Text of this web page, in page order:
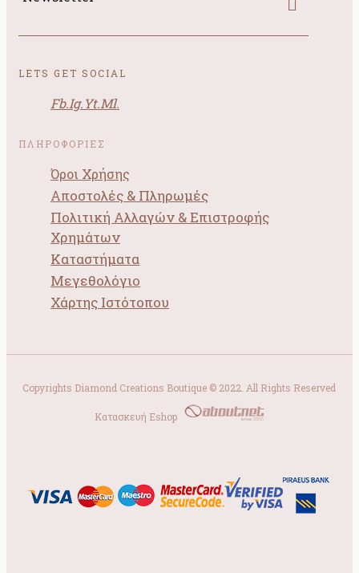
LETS GET SOCIAL
Fb.Ig.Yt.Ml.
ΠΛΗΡΟΦΟΡΙΕΣ
Όροι Χρήσης
Αποστολές & Πληρωμές
Πολιτική Αλλαγών & Επιστροφής
Χρημάτων
Καταστήματα
Μεγεθολόγιο
Χάρτης Ιστότοπου
Copyrights Diamond Creations Boutique © 2022. All Rights Reserved
Κατασκευή Eshop